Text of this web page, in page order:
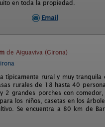
en toda la propiedad.
Email
de Aiguaviva (Girona)
típicamente rural y muy
rurales de 18 hasta 40
2 grandes porches con
los niños, casetas en los
Se encuentra a 80 km de